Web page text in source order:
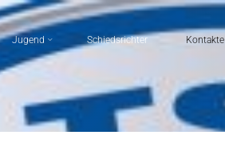
Jugend Schiedsrichter Kontakte